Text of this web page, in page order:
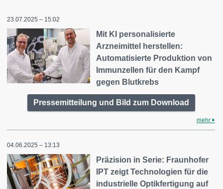
23.07.2025 – 15:02
Mit KI personalisierte
Arzneimittel herstellen:
Automatisierte Produktion von
Immunzellen für den Kampf
gegen Blutkrebs
Pressemitteilung und Bild zum Download
mehr
04.06.2025 – 13:13
Präzision in Serie: Fraunhofer
IPT zeigt Technologien für die
industrielle Optikfertigung auf